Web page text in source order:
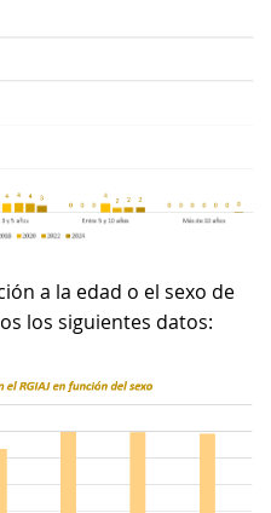
a la edad o el sexo de
los siguientes datos: